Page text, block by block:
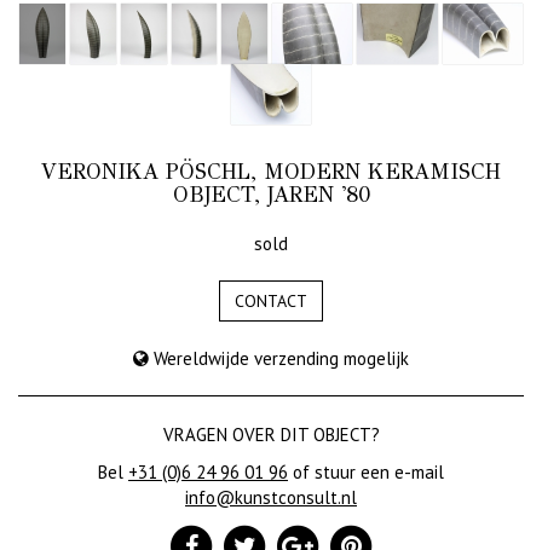
VERONIKA PÖSCHL, MODERN KERAMISCH
OBJECT, JAREN '80
sold
CONTACT
Wereldwijde verzending mogelijk
VRAGEN OVER DIT OBJECT?
Bel +31 (0)6 24 96 01 96 of stuur een e-mail
info@kunstconsult.nl